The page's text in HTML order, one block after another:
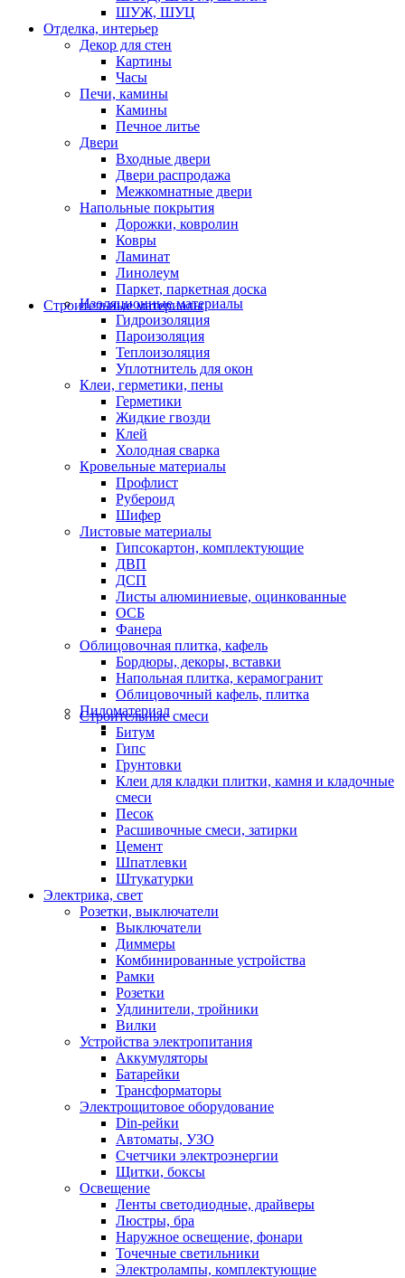
ШУЖ, ШУЦ
Отделка, интерьер
Декор для стен
Картины
Часы
Печи, камины
Камины
Печное литье
Двери
Входные двери
Двери распродажа
Межкомнатные двери
Напольные покрытия
Дорожки, ковролин
Ковры
Ламинат
Линолеум
Паркет, паркетная доска
Строительные материалы
Изоляционные материалы
Гидроизоляция
Пароизоляция
Теплоизоляция
Уплотнитель для окон
Клеи, герметики, пены
Герметики
Жидкие гвозди
Клей
Холодная сварка
Кровельные материалы
Профлист
Рубероид
Шифер
Листовые материалы
Гипсокартон, комплектующие
ДВП
ДСП
Листы алюминиевые, оцинкованные
ОСБ
Фанера
Облицовочная плитка, кафель
Бордюры, декоры, вставки
Напольная плитка, керамогранит
Облицовочный кафель, плитка
Пиломатериал
Строительные смеси
Битум
Гипс
Грунтовки
Клеи для кладки плитки, камня и кладочные
смеси
Песок
Расшивочные смеси, затирки
Цемент
Шпатлевки
Штукатурки
Электрика, свет
Розетки, выключатели
Выключатели
Диммеры
Комбинированные устройства
Рамки
Розетки
Удлинители, тройники
Вилки
Устройства электропитания
Аккумуляторы
Батарейки
Трансформаторы
Электрощитовое оборудование
Din-рейки
Автоматы, УЗО
Счетчики электроэнергии
Щитки, боксы
Освещение
Ленты светодиодные, драйверы
Люстры, бра
Наружное освещение, фонари
Точечные светильники
Электролампы, комплектующие